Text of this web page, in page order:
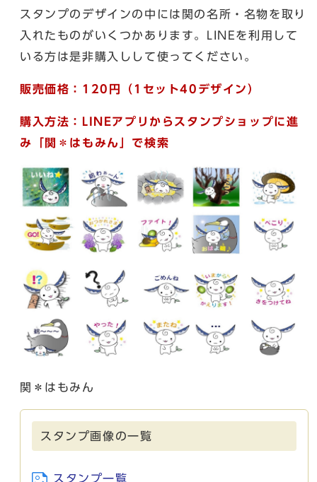
スタンプのデザインの中には関の名所・名物を取り
入れたものがいくつかあります。LINEを利用して
いる方は是非購入しして使ってください。
販売価格：120円（1セット40デザイン）
購入方法：LINEアプリからスタンプショップに進
み「関＊はもみん」で検索
関＊はもみん
スタンプ画像の一覧
スタンプ一覧